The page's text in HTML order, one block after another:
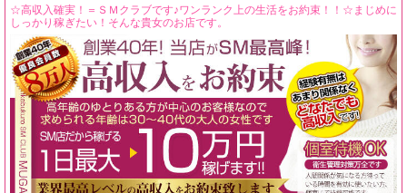
☆高収入確実！＝ＳＭクラブです♪ワンランク上の生活をお約束！！☆まじめに
しっかり稼ぎたい！そんな貴女のお店です。